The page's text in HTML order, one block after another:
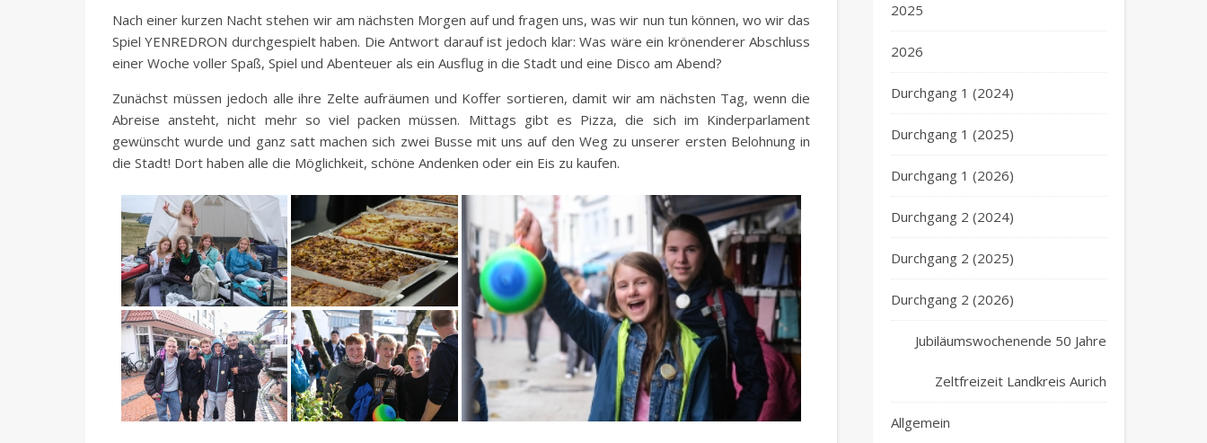
Nach einer kurzen Nacht stehen wir am nächsten Morgen auf und fragen uns, was wir nun tun können, wo wir das
Spiel YENREDRON durchgespielt haben. Die Antwort darauf ist jedoch klar: Was wäre ein krönenderer Abschluss
einer Woche voller Spaß, Spiel und Abenteuer als ein Ausflug in die Stadt und eine Disco am Abend?
Zunächst müssen jedoch alle ihre Zelte aufräumen und Koffer sortieren, damit wir am nächsten Tag, wenn die
Abreise ansteht, nicht mehr so viel packen müssen. Mittags gibt es Pizza, die sich im Kinderparlament
gewünscht wurde und ganz satt machen sich zwei Busse mit uns auf den Weg zu unserer ersten Belohnung in
die Stadt! Dort haben alle die Möglichkeit, schöne Andenken oder ein Eis zu kaufen.
2025
2026
Durchgang 1 (2024)
Durchgang 1 (2025)
Durchgang 1 (2026)
Durchgang 2 (2024)
Durchgang 2 (2025)
Durchgang 2 (2026)
Jubiläumswochenende 50 Jahre
Zeltfreizeit Landkreis Aurich
Allgemein